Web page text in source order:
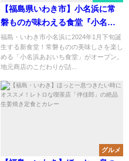
【福島県いわき市】小名浜に常
磐ものが味わえる食堂『小名浜
あおいち食堂』が年明けに新オ
ープン！
福島・いわき市小名浜に2024年1月下旬誕
生する新食堂！常磐ものの美味しさを楽し
める「小名浜あおいち食堂」がオープン。
地元商店のこだわりが詰...
グルメ